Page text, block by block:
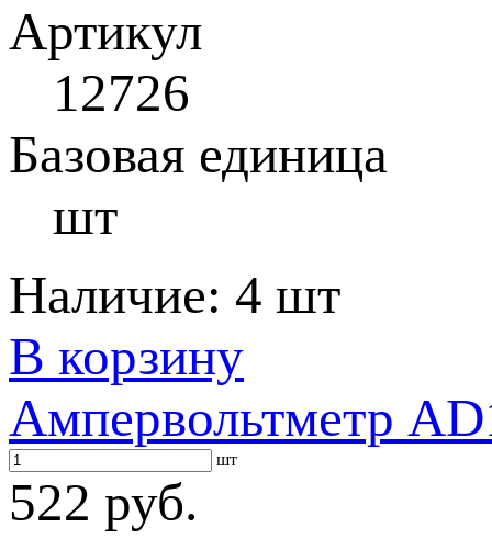
Артикул
12726
Базовая единица
шт
Наличие: 4 шт
В корзину
Ампервольтметр
шт
522 руб.